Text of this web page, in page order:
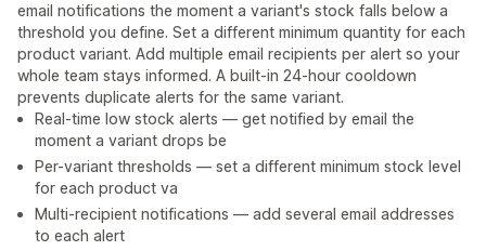
email notifications the moment a variant's stock falls below a
threshold you define. Set a different minimum quantity for each
product variant. Add multiple email recipients per alert so your
whole team stays informed. A built-in 24-hour cooldown
prevents duplicate alerts for the same variant.
Real-time low stock alerts — get notified by email the
moment a variant drops be
Per-variant thresholds — set a different minimum stock level
for each product va
Multi-recipient notifications — add several email addresses
to each alert